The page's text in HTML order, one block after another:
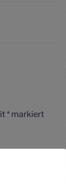
* markiert